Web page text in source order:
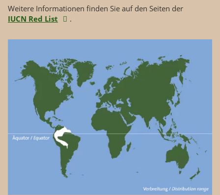
Weitere Informationen finden Sie auf den Seiten der
IUCN Red List
.